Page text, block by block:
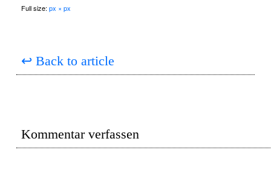
Full size: px × px
↩ Back to article
Kommentar verfassen